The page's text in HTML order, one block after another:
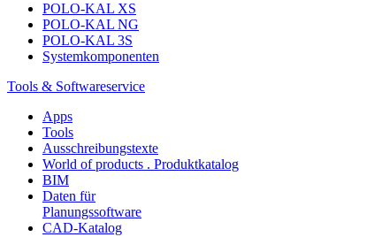
POLO-KAL XS
POLO-KAL NG
POLO-KAL 3S
Systemkomponenten
Tools & Softwareservice
Apps
Tools
Ausschreibungstexte
World of products . Produktkatalog
BIM
Daten für
Planungssoftware
CAD-Katalog